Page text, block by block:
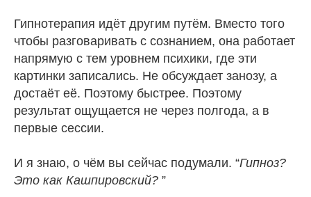
Гипнотерапия идёт другим путём. Вместо того
чтобы разговаривать с сознанием, она работает
напрямую с тем уровнем психики, где эти
картинки записались. Не обсуждает занозу, а
достаёт её. Поэтому быстрее. Поэтому
результат ощущается не через полгода, а в
первые сессии.
И я знаю, о чём вы сейчас подумали. “Гипноз?
Это как Кашпировский? ”